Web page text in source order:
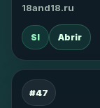
18and18.ru
SI Abrir
#47